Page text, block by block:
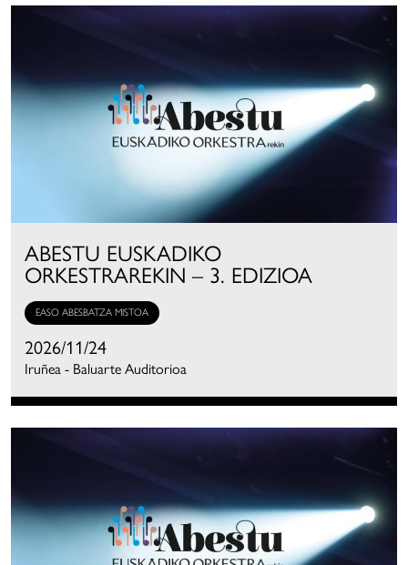
ABESTU EUSKADIKO
ORKESTRAREKIN – 3. EDIZIOA
EASO ABESBATZA MISTOA
2026/11/24
Iruñea - Baluarte Auditorioa